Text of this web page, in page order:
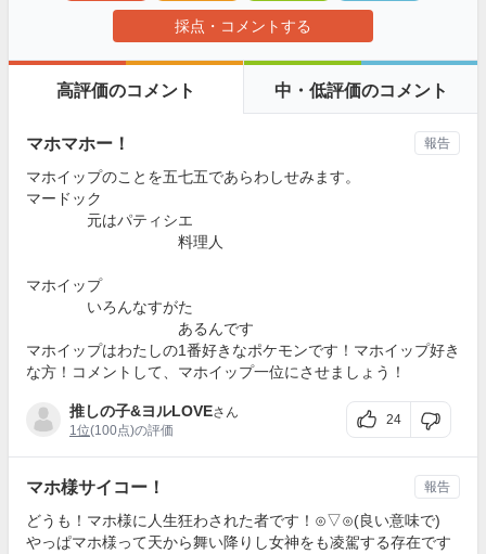
採点・コメントする
高評価のコメント 中・低評価のコメント
マホマホー！
マホイップのことを五七五であらわしせみます。
マードック
元はパティシエ
料理人
マホイップ
いろんなすがた
あるんです
マホイップはわたしの1番好きなポケモンです！マホイップ好き
な方！コメントして、マホイップ一位にさせましょう！
推しの子&ヨルLOVEさん
1位(100点)の評価
24
報告
マホ様サイコー！
どうも！マホ様に人生狂わされた者です！⊙▽⊙(良い意味で)
やっぱマホ様って天から舞い降りし女神をも凌駕する存在です
報告